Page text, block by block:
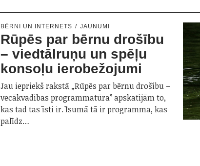
BĒRNI UN INTERNETS JAUNUMI
Rūpēs par bērnu drošību
– viedtālruņu un spēļu
konsoļu ierobežojumi
Jau iepriekš rakstā „Rūpēs par bērnu drošību –
vecākvadības programmatūra” apskatījām to,
kas tad tas īsti ir. Īsumā tā ir programma, kas
palīdz…